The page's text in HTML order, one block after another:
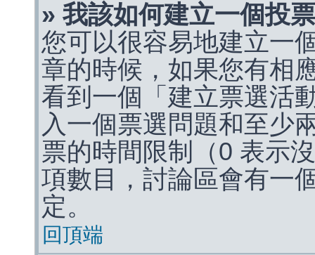
» 我該如何建立一個投
您可以很容易地建立一
章的時候，如果您有相
看到一個「建立票選活
入一個票選問題和至少
票的時間限制（0 表示
項數目，討論區會有一
定。
回頂端